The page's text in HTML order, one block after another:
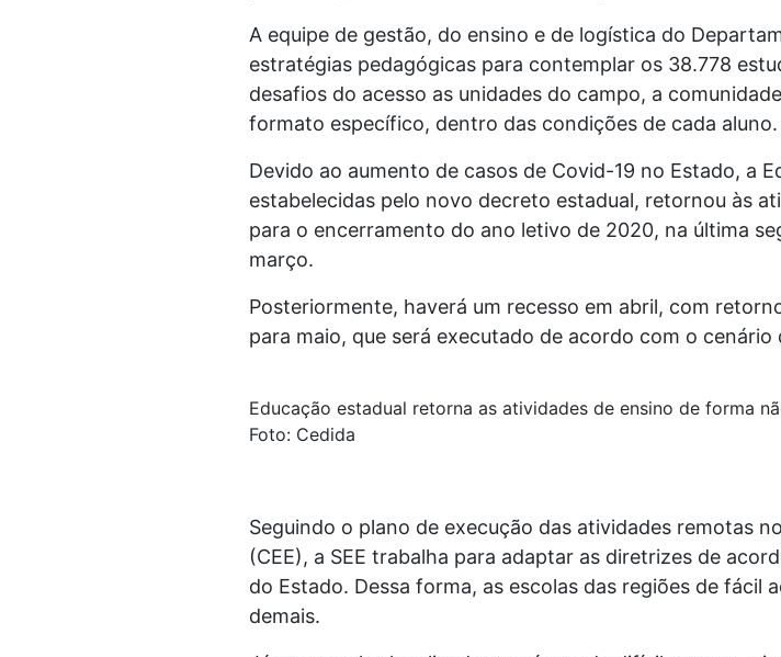
A equipe de gestão, do ensino e de logística do
estratégias pedagógicas para contemplar os 38.778
desafios do acesso as unidades do campo, a
formato específico, dentro das condições de cada aluno.
Devido ao aumento de casos de Covid-19 no Estado, a
estabelecidas pelo novo decreto estadual, retornou às
para o encerramento do ano letivo de 2020, na última
março.
Posteriormente, haverá um recesso em abril, com
para maio, que será executado de acordo com o cenário
Educação estadual retorna as atividades de ensino de forma
Foto: Cedida
Seguindo o plano de execução das atividades remotas
(CEE), a SEE trabalha para adaptar as diretrizes de
do Estado. Dessa forma, as escolas das regiões de fácil
demais.